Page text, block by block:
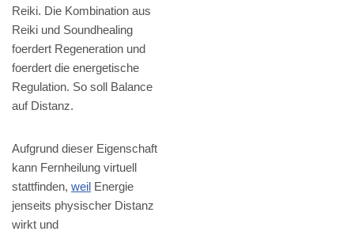
Reiki. Die Kombination aus
Reiki und Soundhealing
foerdert Regeneration und
foerdert die energetische
Regulation. So soll Balance
auf Distanz.
Aufgrund dieser Eigenschaft
kann Fernheilung virtuell
stattfinden, weil Energie
jenseits physischer Distanz
wirkt und